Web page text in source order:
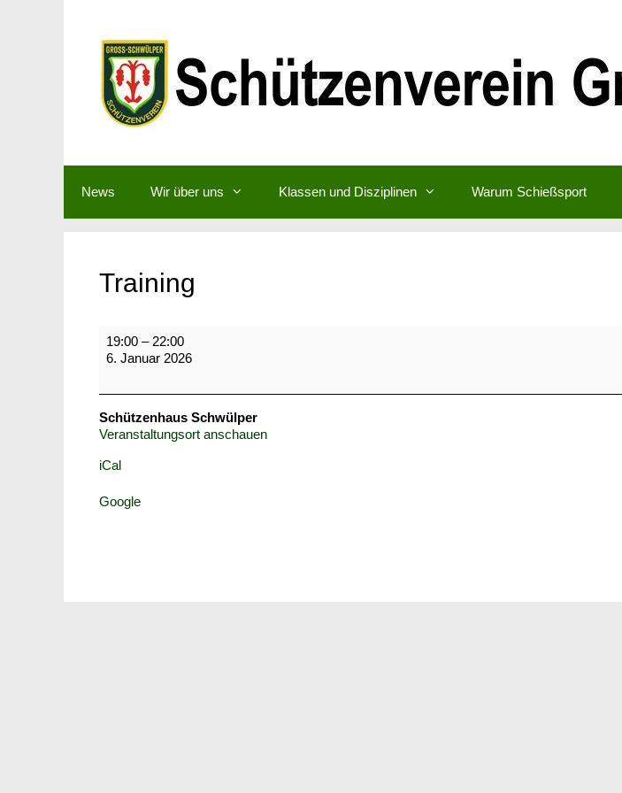
News Wir über uns Klassen und Disziplinen Warum Schießsport
Training
Training
19:00 – 22:00
6. Januar 2026
Schützenhaus Schwülper
Veranstaltungsort anschauen
iCal
Google